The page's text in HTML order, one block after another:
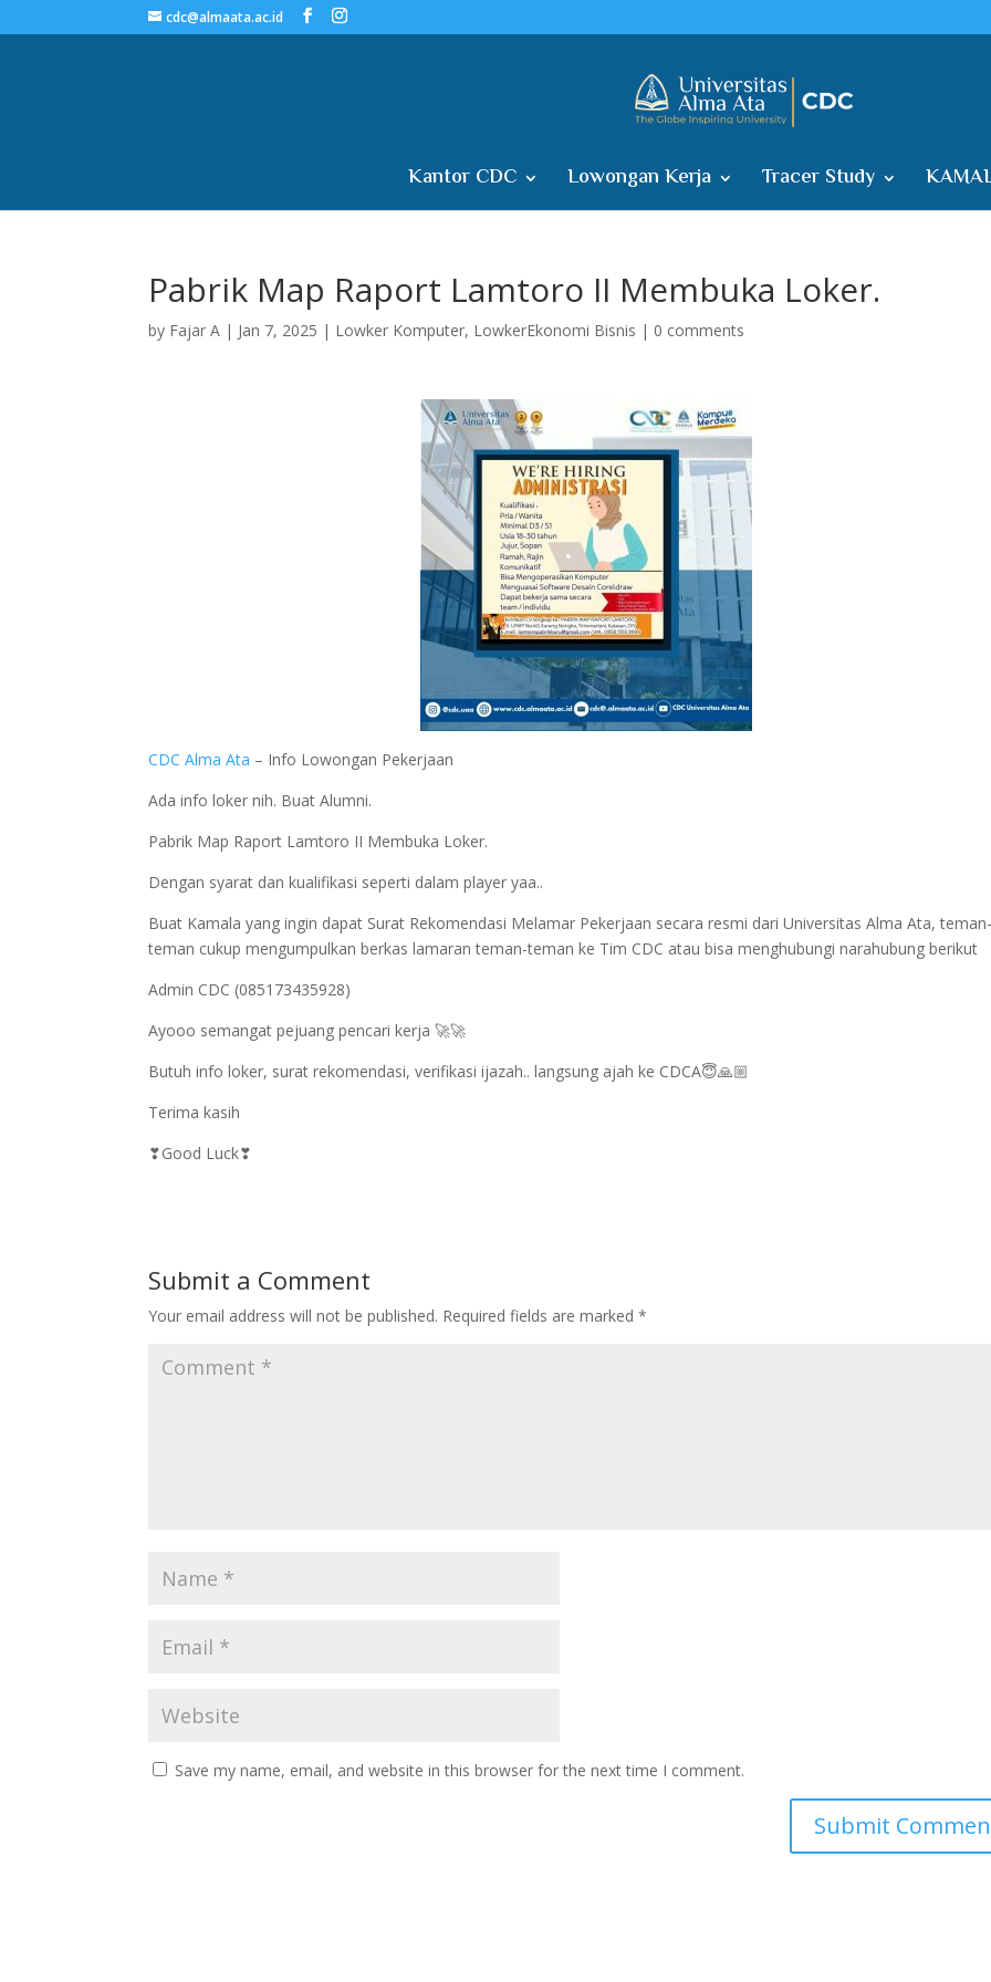
cdc@almaata.ac.id
Kantor CDC Lowongan Kerja Tracer Study
Pabrik Map Raport Lamtoro II Membuka Loker.
by Fajar A | Jan 7, 2025 | Lowker Komputer, LowkerEkonomi Bisnis | 0 comments
CDC Alma Ata – Info Lowongan Pekerjaan
Ada info loker nih. Buat Alumni.
Pabrik Map Raport Lamtoro II Membuka Loker.
Dengan syarat dan kualifikasi seperti dalam player yaa..
Buat Kamala yang ingin dapat Surat Rekomendasi Melamar Pekerjaan secara resmi dari Universitas Alma Ata,
teman cukup mengumpulkan berkas lamaran teman-teman ke Tim CDC atau bisa menghubungi narahubung berikut
Admin CDC (085173435928)
Ayooo semangat pejuang pencari kerja 🚀🚀
Butuh info loker, surat rekomendasi, verifikasi ijazah.. langsung ajah ke CDCA😇🙏🏼
Terima kasih
❣Good Luck❣
Submit a Comment
Your email address will not be published. Required fields are marked*
Save my name, email, and website in this browser for the next time I comment.